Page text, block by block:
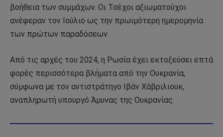
βοήθεια των συμμάχων. Οι Τσέχοι αξιωματούχοι
ανέφεραν τον Ιούλιο ως την πρωιμότερη ημερομηνία
των πρώτων παραδόσεων.
Από τις αρχές του 2024, η Ρωσία έχει εκτοξεύσει επτά
φορές περισσότερα βλήματα από την Ουκρανία,
σύμφωνα με τον αντιστράτηγο Ιβάν Χάβριλιουκ,
αναπληρωτή υπουργό Άμυνας της Ουκρανίας.